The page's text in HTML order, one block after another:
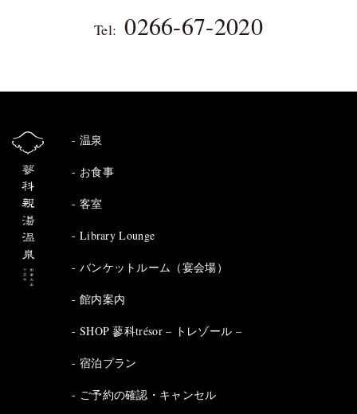
Tel: 0266-67-2020
温泉
お食事
客室
Library Lounge
バンケットルーム（宴会場）
館内案内
SHOP 蓼科trésor – トレゾール –
宿泊プラン
ご予約の確認・キャンセル